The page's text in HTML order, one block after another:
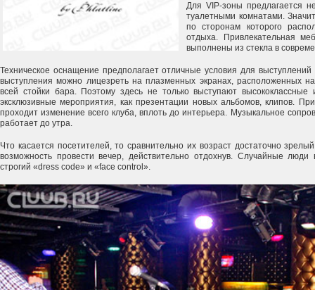
Для VIP-зоны предлагается
туалетными комнатами.
по сторонам которого
отдыха. Привлекательная
выполнены из стекла в
Техническое оснащение предполагает отличные условия для выступлений
выступления можно лицезреть на плазменных экранах, расположенных
всей стойки бара. Поэтому здесь не только выступают
эксклюзивные мероприятия, как презентации новых альбомов, клипов.
проходит изменение всего клуба, вплоть до интерьера. Музыкальное
работает до утра.
Что касается посетителей, то сравнительно их возраст достаточно
возможность провести вечер, действительно отдохнув. Случайные люди
строгий «dress code» и «face control».